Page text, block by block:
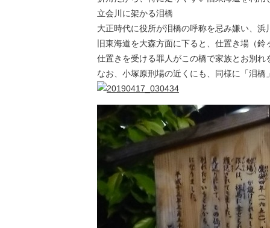
立会川に架かる泪橋
大正時代に役所が泪橋の呼称を忌み嫌い、
旧東海道を大森方面に下ると、仕置き場（
仕置きを受ける罪人がこの橋で家族とお別
なお、小塚原刑場の近くにも、同様に「泪